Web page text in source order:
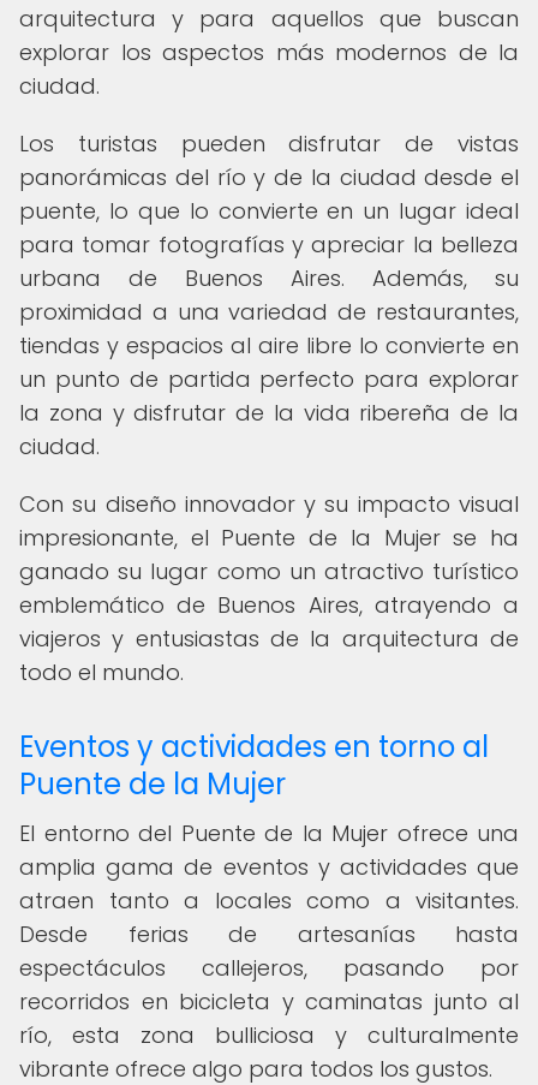
arquitectura y para aquellos que buscan
explorar los aspectos más modernos de la
ciudad.
Los turistas pueden disfrutar de vistas
panorámicas del río y de la ciudad desde el
puente, lo que lo convierte en un lugar ideal
para tomar fotografías y apreciar la belleza
urbana de Buenos Aires. Además, su
proximidad a una variedad de restaurantes,
tiendas y espacios al aire libre lo convierte en
un punto de partida perfecto para explorar
la zona y disfrutar de la vida ribereña de la
ciudad.
Con su diseño innovador y su impacto visual
impresionante, el Puente de la Mujer se ha
ganado su lugar como un atractivo turístico
emblemático de Buenos Aires, atrayendo a
viajeros y entusiastas de la arquitectura de
todo el mundo.
Eventos y actividades en torno al
Puente de la Mujer
El entorno del Puente de la Mujer ofrece una
amplia gama de eventos y actividades que
atraen tanto a locales como a visitantes.
Desde ferias de artesanías hasta
espectáculos callejeros, pasando por
recorridos en bicicleta y caminatas junto al
río, esta zona bulliciosa y culturalmente
vibrante ofrece algo para todos los gustos.